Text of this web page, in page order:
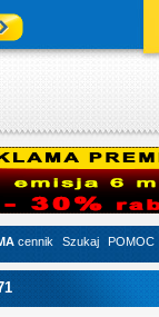
cennik Szukaj POMOC